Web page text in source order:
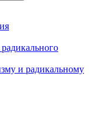
и радикальному